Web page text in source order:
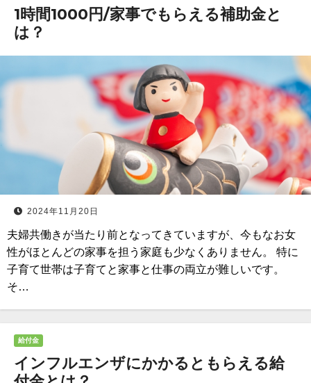
1時間1000円/家事でもらえる補助金と
は？
2024年11月20日
夫婦共働きが当たり前となってきていますが、今もなお女
性がほとんどの家事を担う家庭も少なくありません。 特に
子育て世帯は子育てと家事と仕事の両立が難しいです。
そ…
給付金
インフルエンザにかかるともらえる給